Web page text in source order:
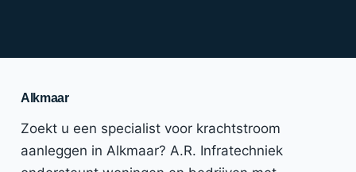
Alkmaar
Zoekt u een specialist voor krachtstroom
aanleggen in Alkmaar? A.R. Infratechniek